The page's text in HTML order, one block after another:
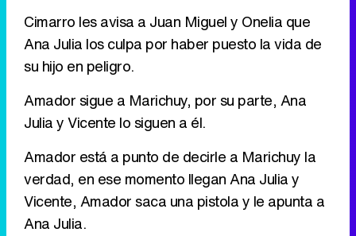
Cimarro les avisa a Juan Miguel y Onelia que
Ana Julia los culpa por haber puesto la vida de
su hijo en peligro.
Amador sigue a Marichuy, por su parte, Ana
Julia y Vicente lo siguen a él.
Amador está a punto de decirle a Marichuy la
verdad, en ese momento llegan Ana Julia y
Vicente, Amador saca una pistola y le apunta a
Ana Julia.